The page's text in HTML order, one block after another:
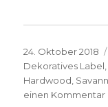
Veröffentlicht
am
24. Oktober 2018
Dekoratives Label
Hardwood
einen Kommentar